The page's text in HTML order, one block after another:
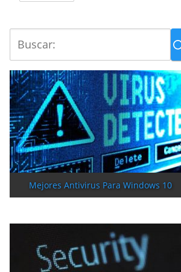
Mejores Antivirus Para Windows 10